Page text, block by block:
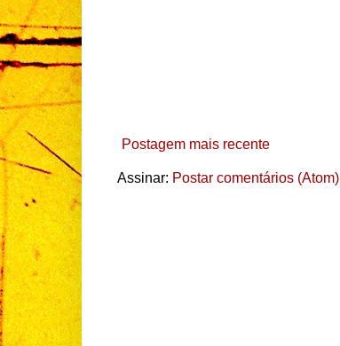
Postagem mais recente
Assinar: Postar comentários (Atom)